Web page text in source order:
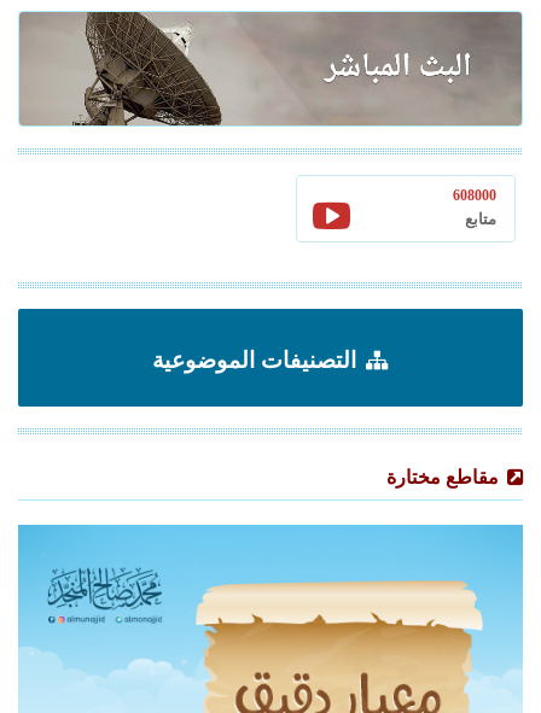
608000
متابع
التصنيفات الموضوعية
مقاطع مختارة